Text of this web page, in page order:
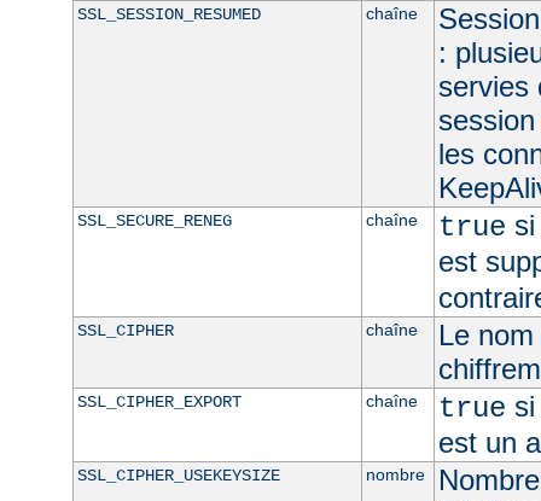
SSL_SESSION_RESUMED chaîne
:
servies
les
SSL_SECURE_RENEG chaîne true
est
SSL_CIPHER chaîne
Le
SSL_CIPHER_EXPORT chaîne true
est un
SSL_CIPHER_USEKEYSIZE nombre